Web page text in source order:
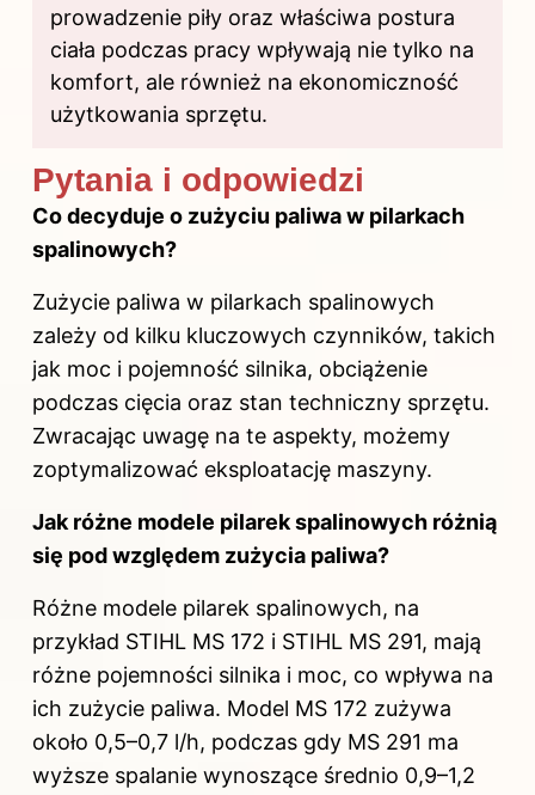
prowadzenie piły oraz właściwa postura
ciała podczas pracy wpływają nie tylko na
komfort, ale również na ekonomiczność
użytkowania sprzętu.
Pytania i odpowiedzi
Co decyduje o zużyciu paliwa w pilarkach
spalinowych?
Zużycie paliwa w pilarkach spalinowych
zależy od kilku kluczowych czynników, takich
jak moc i pojemność silnika, obciążenie
podczas cięcia oraz stan techniczny sprzętu.
Zwracając uwagę na te aspekty, możemy
zoptymalizować eksploatację maszyny.
Jak różne modele pilarek spalinowych różnią
się pod względem zużycia paliwa?
Różne modele pilarek spalinowych, na
przykład STIHL MS 172 i STIHL MS 291, mają
różne pojemności silnika i moc, co wpływa na
ich zużycie paliwa. Model MS 172 zużywa
około 0,5–0,7 l/h, podczas gdy MS 291 ma
wyższe spalanie wynoszące średnio 0,9–1,2